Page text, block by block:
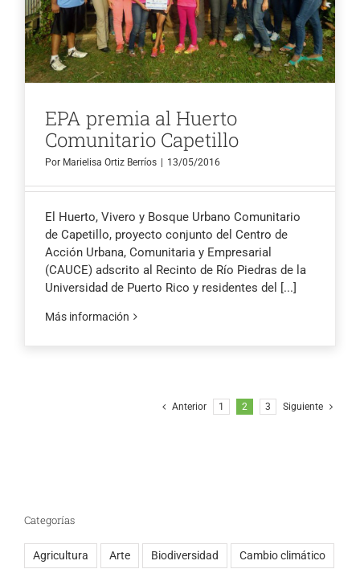
EPA premia al Huerto
Comunitario Capetillo
Por Marielisa Ortiz Berríos | 13/05/2016
El Huerto, Vivero y Bosque Urbano Comunitario
de Capetillo, proyecto conjunto del Centro de
Acción Urbana, Comunitaria y Empresarial
(CAUCE) adscrito al Recinto de Río Piedras de la
Universidad de Puerto Rico y residentes del [...]
Más información
Anterior 1 2 3 Siguiente
Categorías
Agricultura Arte Biodiversidad Cambio climático